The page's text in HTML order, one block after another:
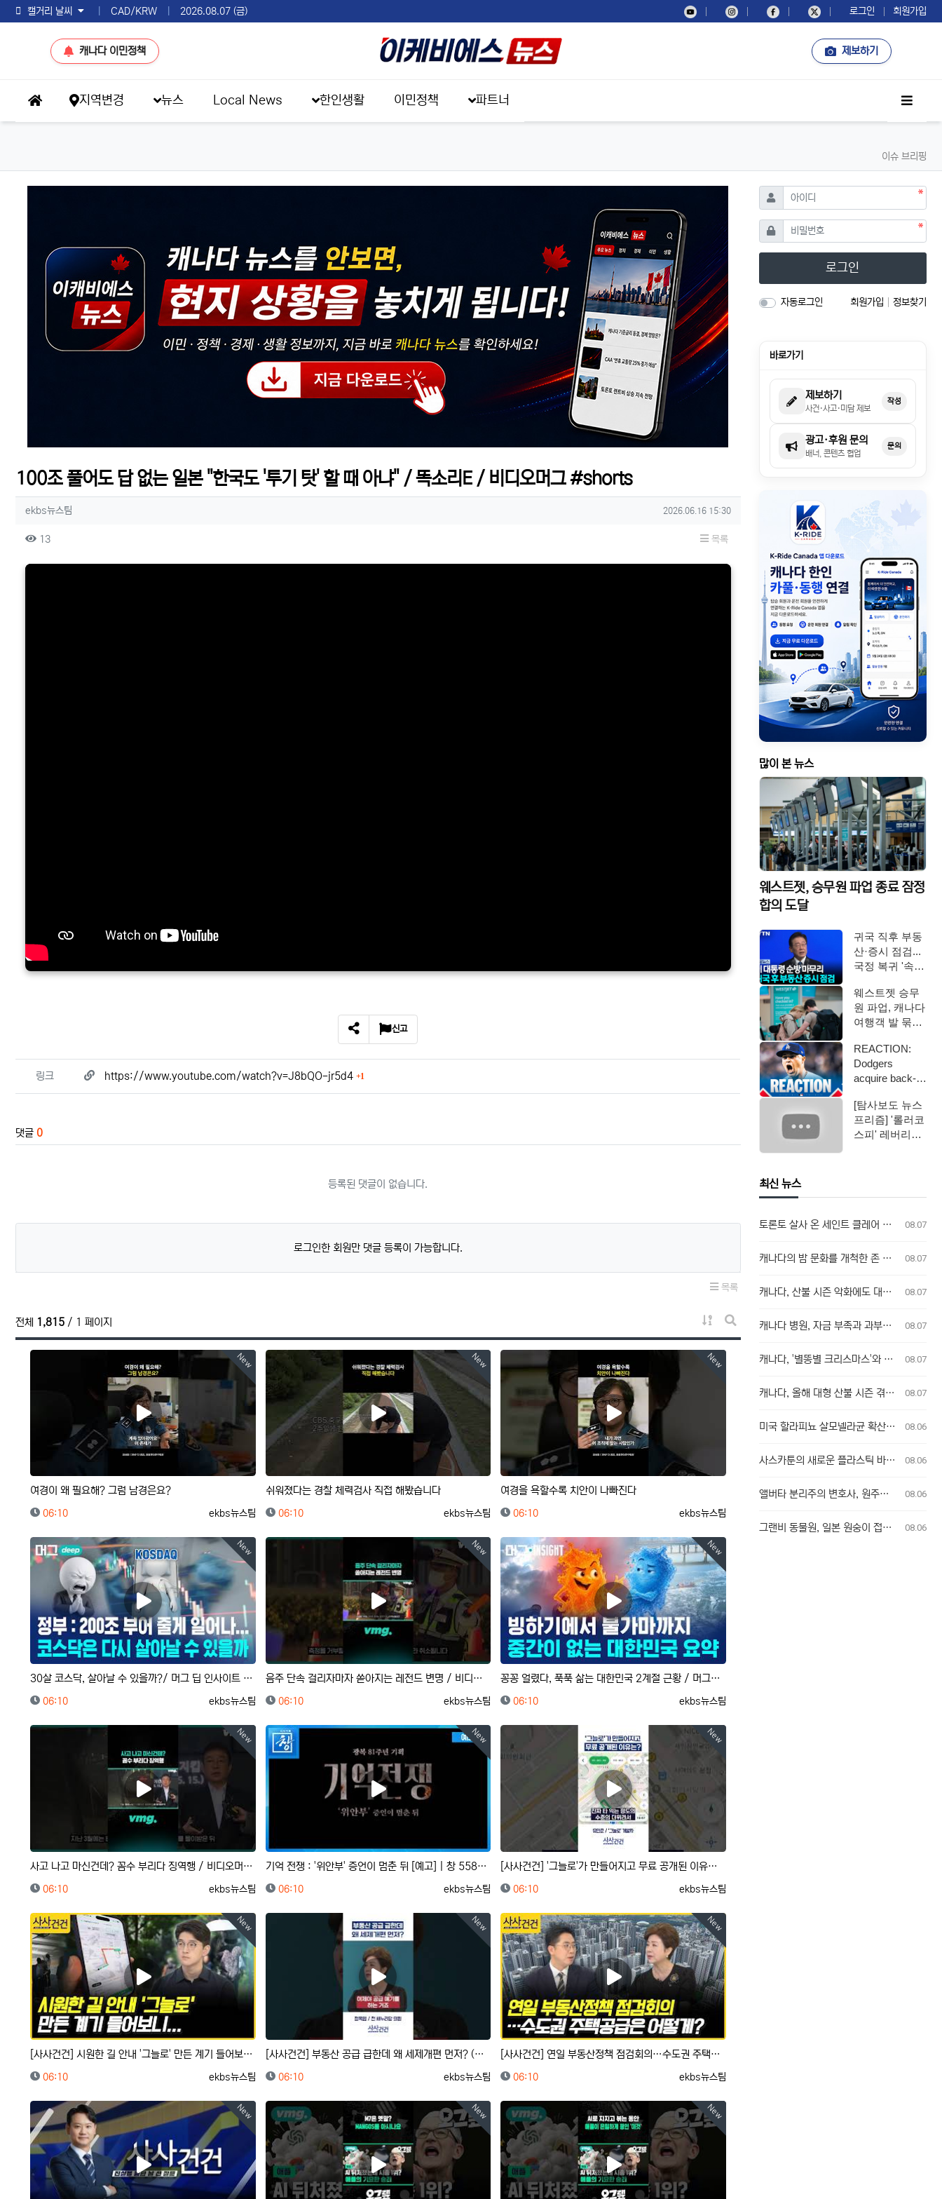
토론토 날씨 CAD/KRW 2026.08.07 (금) 로그인 회원가입
캐나다 이민정책 제보하기
지역변경 뉴스 Local News 한인생활 이민정책
파트너
홈으로
사이드
이슈 브리핑
이슈 브리핑
100조 풀어도 답 없는 일본 "한국도 '투기 탓' 할 때 아냐" / 똑소리E / 비디오머그 #shorts
작성자 정보
ekbs뉴스팀 작성일
2026.06.16 15:30
컨텐츠 정보
13조회 목록
본문
SNS 공유
신고
관련자료
링크 https://www.youtube.com/watch?v=J8bQO-jr5d4 1
댓글 0
등록된 댓글이 없습니다.
로그인한 회원만 댓글 등록이 가능합니다.
목록
전체 1,815 / 1 페이지
게시물 정렬
게시판 검색
New
여경이 왜 필요해? 그럼 남경은요?
등록일
06:10 등록자
ekbs뉴스팀
New
쉬워졌다는 경찰 체력검사 직접 해봤습니다
등록일
06:10 등록자
ekbs뉴스팀
New
여경을 욕할수록 치안이 나빠진다
등록일
06:10 등록자
ekbs뉴스팀
New
30살 코스닥, 살아날 수 있을까?/ 머그 딥 인사이트 / 비디오머그
등록일
06:10 등록자
ekbs뉴스팀
New
음주 단속 걸리자마자 쏟아지는 레전드 변명 / 비디오머그 #shorts
등록일
06:10 등록자
ekbs뉴스팀
New
꽁꽁 얼렸다, 푹푹 삶는 대한민국 2계절 근황 / 머그인사이트 / 비디오머그
등록일
06:10 등록자
ekbs뉴스팀
New
사고 나고 마신건데? 꼼수 부리다 징역행 / 비디오머그 #shorts
등록일
06:10 등록자
ekbs뉴스팀
New
기억 전쟁 : '위안부' 증언이 멈춘 뒤 [예고] | 창 558회 (KBS 26.8.11.)
등록일
06:10 등록자
ekbs뉴스팀
New
[사사건건] '그늘로'가 만들어지고 무료 공개된 이유는? (유민준)
등록일
06:10 등록자
ekbs뉴스팀
New
[사사건건] 시원한 길 안내 '그늘로' 만든 계기 들어보니... (신방실, 유민준)
등록일
06:10 등록자
ekbs뉴스팀
New
[사사건건] 부동산 공급 급한데 왜 세제개편 먼저? (이동학, 정옥임)
등록일
06:10 등록자
ekbs뉴스팀
New
[사사건건] 연일 부동산정책 점검회의…수도권 주택공급은 어떻게? (이동학, 정옥임)
등록일
06:10 등록자
ekbs뉴스팀
New New New
아이디 필수
비밀번호필수
로그인
자동로그인 회원가입 정보찾기
바로가기
제보하기
사건·사고·미담 제보
작성
광고·후원 문의
배너, 콘텐츠 협업
문의
많이 본 뉴스
웨스트젯, 승무원 파업 종료 잠정
합의 도달
귀국 직후 부동
산·증시 점검...
국정 복귀 '속도'
웨스트젯 승무
원 파업, 캐나다
여행객 발 묶였
REACTION:
Dodgers
acquire back-
[탐사보도 뉴스
프리즘] '롤러코
스피' 레버리지
최신 뉴스
토론토 살사 온 세인트 클레어 총격 사건, 용의자 체포 발표 예정 08.07
캐나다의 밤 문화를 개척한 존 쿡, ‘즐거움의 왕’으로 추모받다 08.07
캐나다, 산불 시즌 악화에도 대비 부족... 새로운 접근법 필요 08.07
캐나다 병원, 자금 부족과 과부하로 환자 치료 차질…노조 "대책 마련 시급" 08.07
캐나다, '별똥별 크리스마스'와 함께 부분 일식도 관측 가능 08.07
캐나다, 올해 대형 산불 시즌 겪으며 기후 변화 우려 재점화 08.07
미국 할라피뇨 살모넬라균 확산, 캐나다 연관성 없어 08.06
사스카툰의 새로운 플라스틱 바위 공공 예술 설치물, 시민들의 반응 엇갈려 08.06
앨버타 분리주의 변호사, 원주민 보호구역 신탁 관리인 직위 박탈 명령에 불복 항소 08.06
그랜비 동물원, 일본 원숭이 접촉 방문객에 주의 당부 08.06